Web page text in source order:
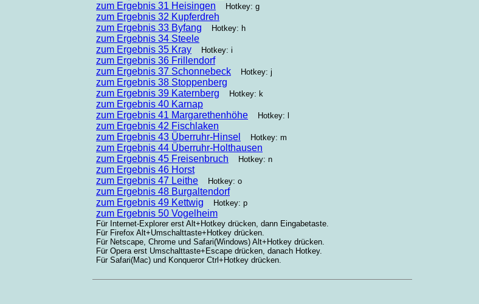
zum Ergebnis 31 Heisingen
Hotkey: g
zum Ergebnis 32 Kupferdreh
zum Ergebnis 33 Byfang
Hotkey: h
zum Ergebnis 34 Steele
zum Ergebnis 35 Kray
Hotkey: i
zum Ergebnis 36 Frillendorf
zum Ergebnis 37 Schonnebeck
Hotkey: j
zum Ergebnis 38 Stoppenberg
zum Ergebnis 39 Katernberg
Hotkey: k
zum Ergebnis 40 Karnap
zum Ergebnis 41 Margarethenhöhe
Hotkey: l
zum Ergebnis 42 Fischlaken
zum Ergebnis 43 Überruhr-Hinsel
Hotkey: m
zum Ergebnis 44 Überruhr-Holthausen
zum Ergebnis 45 Freisenbruch
Hotkey: n
zum Ergebnis 46 Horst
zum Ergebnis 47 Leithe
Hotkey: o
zum Ergebnis 48 Burgaltendorf
zum Ergebnis 49 Kettwig
Hotkey: p
zum Ergebnis 50 Vogelheim
Für Internet-Explorer erst Alt+Hotkey drücken, dann Eingabetaste.
Für Firefox Alt+Umschalttaste+Hotkey drücken.
Für Netscape, Chrome und Safari(Windows) Alt+Hotkey drücken.
Für Opera erst Umschalttaste+Escape drücken, danach Hotkey.
Für Safari(Mac) und Konqueror Ctrl+Hotkey drücken.